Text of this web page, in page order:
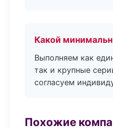
Какой
Выполняем как
так и крупные
согласуем
Похожие